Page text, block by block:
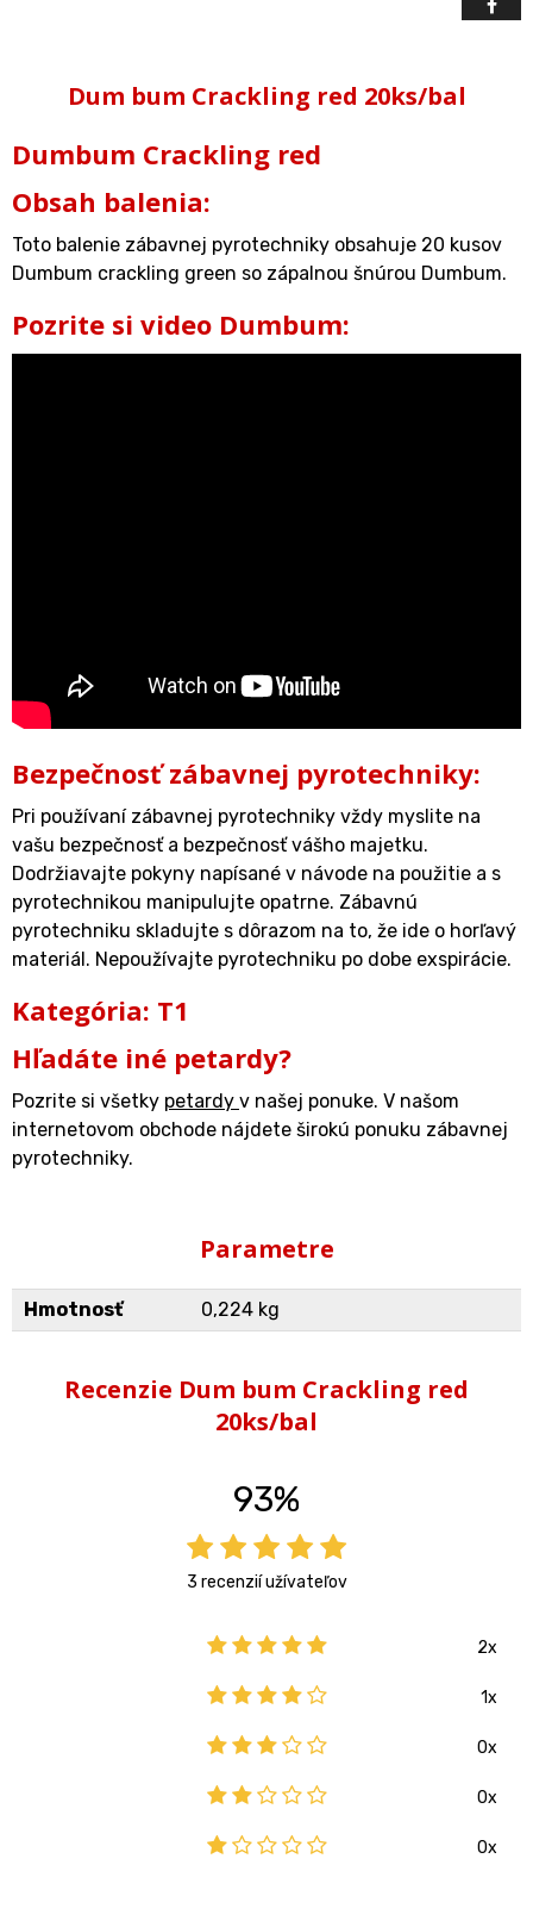
Dum bum Crackling red 20ks/bal
Dumbum Crackling red
Obsah balenia:
Toto balenie zábavnej pyrotechniky obsahuje 20 kusov
Dumbum crackling green so zápalnou šnúrou Dumbum.
Pozrite si video Dumbum:
Bezpečnosť zábavnej pyrotechniky:
Pri používaní zábavnej pyrotechniky vždy myslite na
vašu bezpečnosť a bezpečnosť vášho majetku.
Dodržiavajte pokyny napísané v návode na použitie a s
pyrotechnikou manipulujte opatrne. Zábavnú
pyrotechniku skladujte s dôrazom na to, že ide o horľavý
materiál. Nepoužívajte pyrotechniku po dobe exspirácie.
Kategória: T1
Hľadáte iné petardy?
Pozrite si všetky petardy v našej ponuke. V našom
internetovom obchode nájdete širokú ponuku zábavnej
pyrotechniky.
Parametre
Hmotnosť 0,224 kg
Recenzie Dum bum Crackling red
20ks/bal
93%
3 recenzií užívateľov
2x
1x
0x
0x
0x